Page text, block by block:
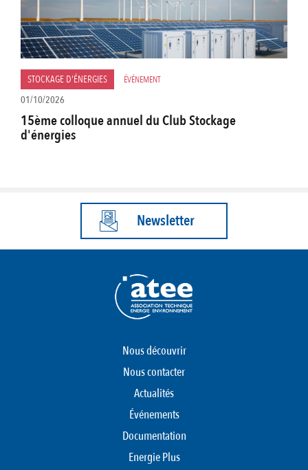
STOCKAGE D'ÉNERGIES ÉVÉNEMENT
01/10/2026
15ème colloque annuel du Club Stockage
d'énergies
Newsletter
Nous découvrir
Nous contacter
Actualités
Événements
Documentation
Energie Plus